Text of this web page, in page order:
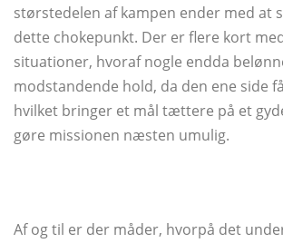
størstedelen af ​​kampen ender med at
dette chokepunkt. Der er flere kort
situationer, hvoraf nogle endda
modstandende hold, da den ene side
hvilket bringer et mål tættere på et
gøre missionen næsten umulig.
Af og til er der måder, hvorpå det